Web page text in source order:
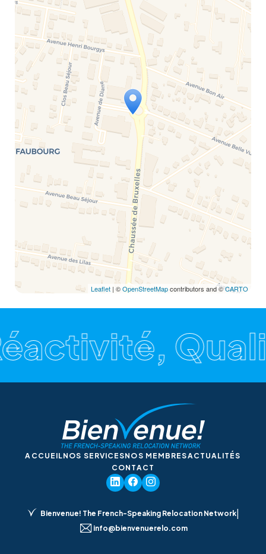
Travelers' Map is loading...
If you see this after your page is
loaded completely, leafletJS files are
missing.
Leaflet | ©OpenStreetMapcontributors and ©CARTO
ACCUEILNOS SERVICESNOS MEMBRESACTUALITÉS
CONTACT
Bienvenue! The French-Speaking Relocation Network|
info@bienvenuerelo.com